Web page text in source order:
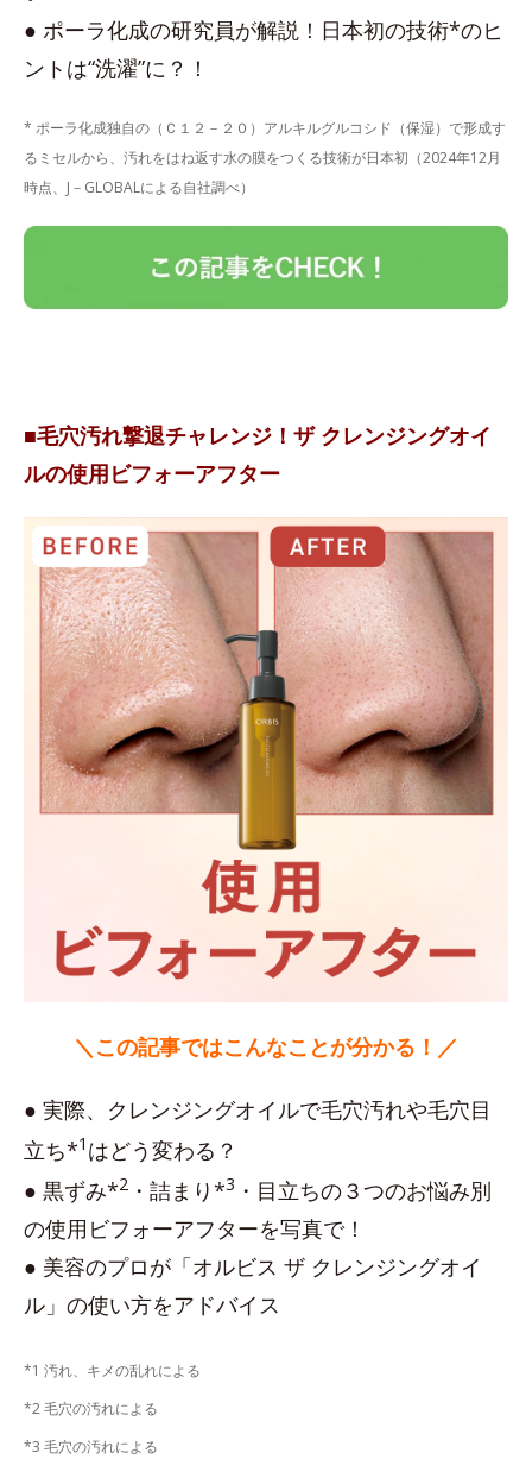
● ポーラ化成の研究員が解説！日本初の技術*のヒ
ントは“洗濯”に？！
* ポーラ化成独自の（Ｃ１２－２０）アルキルグルコシド（保湿）で形成す
るミセルから、汚れをはね返す水の膜をつくる技術が日本初（2024年12月
時点、J－GLOBALによる自社調べ）
■毛穴汚れ撃退チャレンジ！ザ クレンジングオイ
ルの使用ビフォーアフター
＼この記事ではこんなことが分かる！／
● 実際、クレンジングオイルで毛穴汚れや毛穴目
立ち*1 はどう変わる？
● 黒ずみ*2 ・詰まり*3 ・目立ちの３つのお悩み別
の使用ビフォーアフターを写真で！
● 美容のプロが「オルビス ザ クレンジングオイ
ル」の使い方をアドバイス
*1 汚れ、キメの乱れによる
*2 毛穴の汚れによる
*3 毛穴の汚れによる